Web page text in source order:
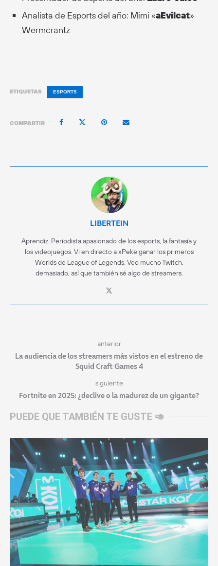
Analista de Esports del año: Mimi «aEvilcat»
Wermcrantz
ETIQUETAS ESPORTS
COMPARTIR
LIBERTEIN
Aprendiz. Periodista apasionado de los esports, la fantasía y
los videojuegos. Vi en directo a xPeke ganar los primeros
Worlds de League of Legends. Veo mucho Twitch,
demasiado, así que también sé algo de streamers.
anterior
La audiencia de los streamers más vistos en el estreno de
Squid Craft Games 4
siguiente
Fortnite en 2025: ¿declive o la madurez de un gigante?
PUEDE QUE TAMBIÉN TE GUSTE 🥑